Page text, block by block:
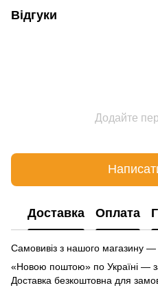
Відгуки
Додайте
Доставка Оплата
Самовивіз з нашого магазину —
«Новою поштою» по Україні —
Доставка безкоштовна для